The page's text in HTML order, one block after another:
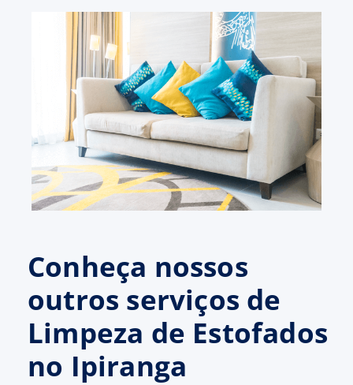
Conheça nossos
outros serviços de
Limpeza de Estofados
no Ipiranga